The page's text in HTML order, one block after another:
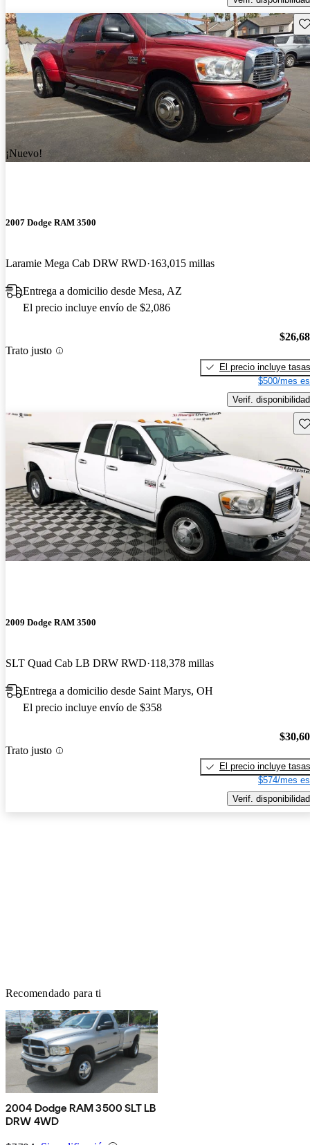
¡Nuevo!
2007 Dodge RAM 3500
Laramie Mega Cab DRW RWD 163,015 millas
Entrega a domicilio desde Mesa, AZ
El precio incluye envío de $2,086
Trato justo
El precio incluye tasas
$500/mes
Verif. disponibilidad
2009 Dodge RAM 3500
SLT Quad Cab LB DRW RWD 118,378 millas
Entrega a domicilio desde Saint Marys, OH
El precio incluye envío de $358
Trato justo
El precio incluye tasas
$574/mes
Verif. disponibilidad
Recomendado para ti
2004 Dodge RAM 3500 SLT LB
DRW 4WD